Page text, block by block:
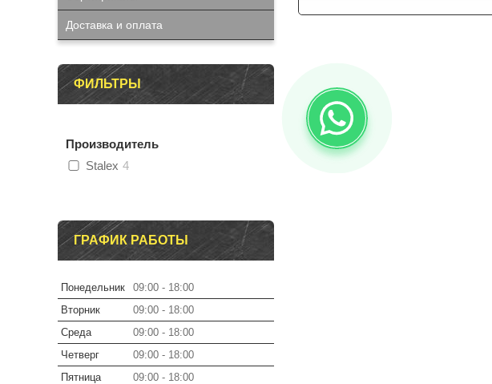
Доставка и оплата
ФИЛЬТРЫ
Производитель
Stalex 4
ГРАФИК РАБОТЫ
Понедельник 09:00
18:00
Вторник
09:00
18:00
Среда
09:00
18:00
Четверг
09:00
18:00
Пятница
09:00
18:00